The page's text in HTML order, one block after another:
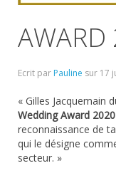
Ecrit par Pauline sur 17
« Gilles Jacquemain
Wedding Award 2020
reconnaissance de
qui le désigne
secteur. »